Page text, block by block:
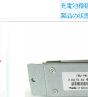
充電池種
製品の状